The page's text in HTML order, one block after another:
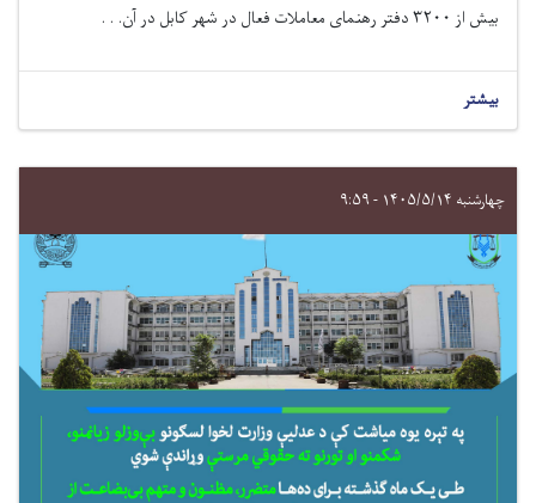
بیش از ۳۲۰۰دفتر رهنمای معاملات فعال در شهر کابل در آن. . .
بیشتر
چهارشنبه ۱۴۰۵/۵/۱۴ - ۹:۵۹